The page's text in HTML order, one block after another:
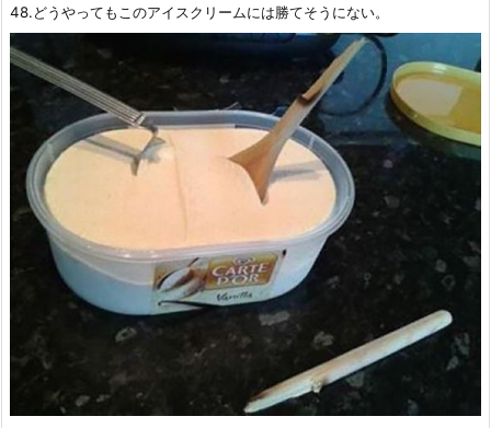
48.どうやってもこのアイスクリームには勝てそうにない。